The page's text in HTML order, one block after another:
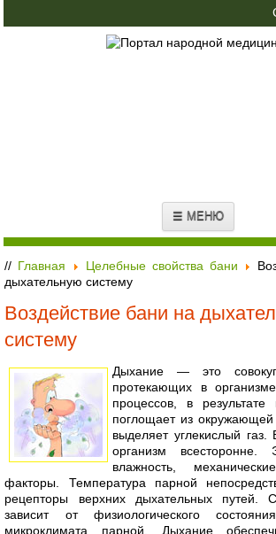
☰ МЕНЮ
// Главная Целебные свойства бани
дыхательную систему
Воздействие бани на
систему
Дыхание — это
протекающих в
процессов, в результате
поглощает из
выделяет углекислый газ.
организм всесторонне.
влажность,
факторы. Температура парной
рецепторы верхних дыхательных путей.
зависит от физиологического
микроклимата парной. Дыхание